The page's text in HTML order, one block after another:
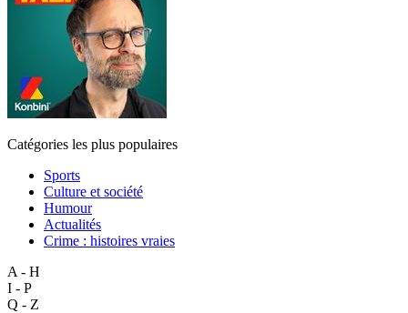
Catégories les plus populaires
Sports
Culture et société
Humour
Actualités
Crime : histoires vraies
A - H
I - P
Q - Z